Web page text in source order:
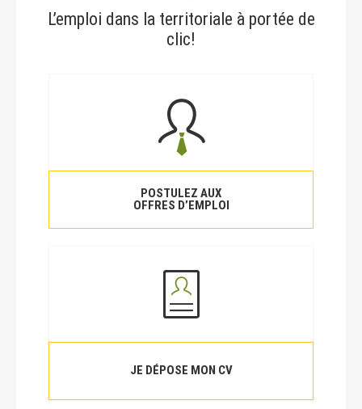
L’emploi dans la territoriale à portée de
clic!
POSTULEZ AUX
OFFRES D’EMPLOI
JE DÉPOSE MON CV